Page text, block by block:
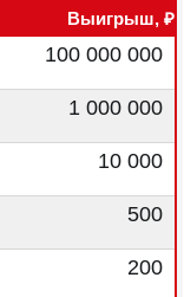
Выигрыш, ₽
100 000 000
1 000 000
10 000
500
200